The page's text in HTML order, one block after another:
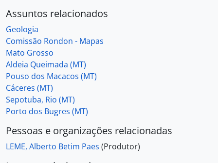
Assuntos relacionados
Geologia
Comissão Rondon - Mapas
Mato Grosso
Aldeia Queimada (MT)
Pouso dos Macacos (MT)
Cáceres (MT)
Sepotuba, Rio (MT)
Porto dos Bugres (MT)
Pessoas e organizações relacionadas
LEME, Alberto Betim Paes (Produtor)